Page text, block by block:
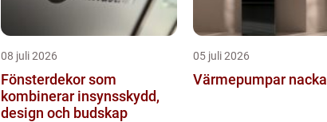
08 juli 2026
Fönsterdekor som
kombinerar insynsskydd,
design och budskap
05 juli 2026
Värmepumpar nacka